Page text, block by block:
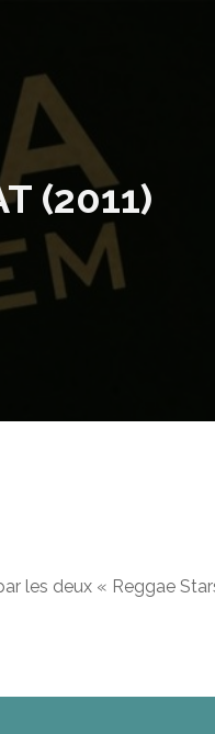
(2011)
les deux « Reggae